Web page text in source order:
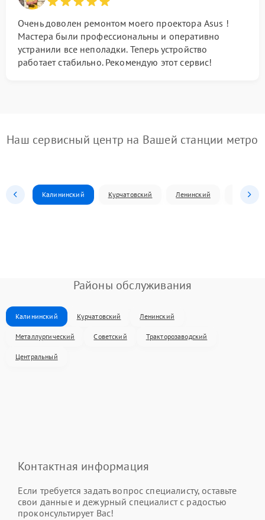
Очень доволен ремонтом моего проектора Asus !
Мастера были профессиональны и оперативно
устранили все неполадки. Теперь устройство
работает стабильно. Рекомендую этот сервис!
Наш сервисный центр на Вашей станции метро
Калининский Курчатовский Ленинский
Районы обслуживания
Калининский Курчатовский Ленинский
Металлургический Советский Тракторозаводский
Центральный
Контактная информация
Если требуется задать вопрос специалисту, оставьте
свои данные и дежурный специалист с радостью
проконсультирует Вас!